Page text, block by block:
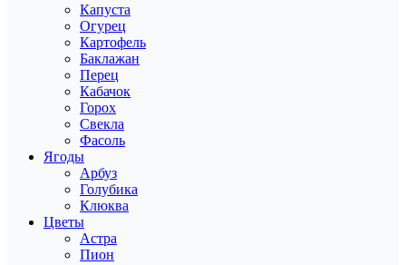
Капуста
Огурец
Картофель
Баклажан
Перец
Кабачок
Горох
Свекла
Фасоль
Ягоды
Арбуз
Голубика
Клюква
Цветы
Астра
Пион